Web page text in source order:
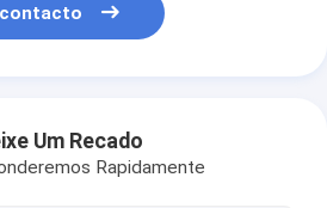
contacto
Um Recado
Rapidamente